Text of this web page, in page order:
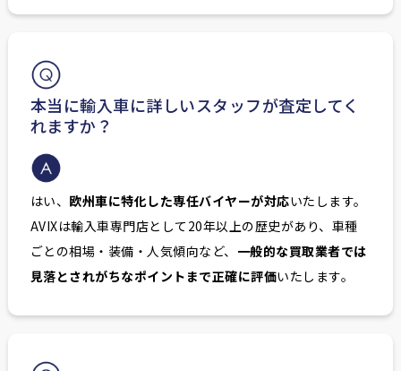
本当に輸入車に詳しいスタッフが査定してく
れますか？
はい、 欧州車に特化した専任バイヤーが対応いたします。
AVIXは輸入車専門店として20年以上の歴史があり、車種
ごとの相場・装備・人気傾向など、 一般的な買取業者では
見落とされがちなポイントまで正確に評価いたします。